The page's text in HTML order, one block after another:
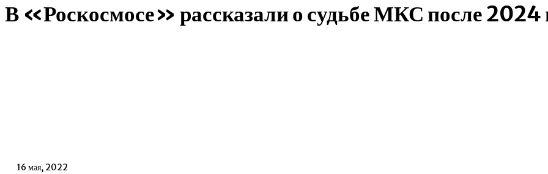
В «Роскосмосе» рассказали о судьбе МКС после 2024
16 мая, 2022